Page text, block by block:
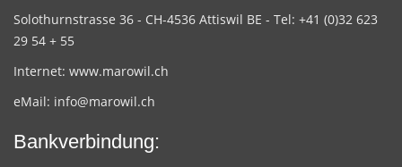
Solothurnstrasse 36 - CH-4536 Attiswil BE - Tel: +41 (0)32 623
29 54 + 55
Internet: www.marowil.ch
eMail: info@marowil.ch
Bankverbindung: